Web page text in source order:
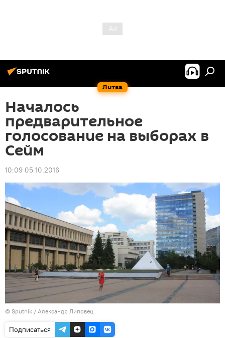
Литва
Началось
предварительное
голосование на выборах в
Сейм
10:09 05.10.2016
© Sputnik / Александр Липовец
Подписаться